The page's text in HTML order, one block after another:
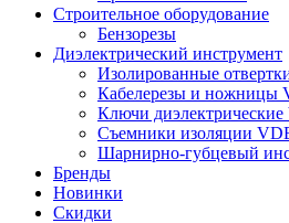
Строительное оборудование
Бензорезы
Диэлектрический инструмент
Изолированные
Кабелерезы и ножницы
Ключи
Съемники изоляции
Шарнирно-губцевый
Бренды
Новинки
Скидки